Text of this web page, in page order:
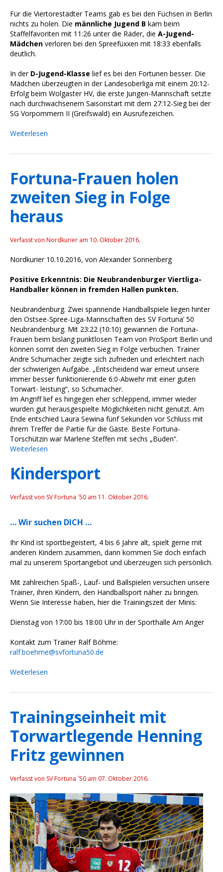
Für die Viertorestädter Teams gab es bei den Füchsen in Berlin
nichts zu holen. Die männliche Jugend B kam beim
Staffelfavoriten mit 11:26 unter die Räder, die A-Jugend-
Mädchen verloren bei den Spreefüxxen mit 18:33 ebenfalls
deutlich.
In der D-Jugend-Klasse lief es bei den Fortunen besser. Die
Mädchen überzeugten in der Landesoberliga mit einem 20:12-
Erfolg beim Wolgaster HV, die erste Jungen-Mannschaft setzte
nach durchwachsenem Saisonstart mit dem 27:12-Sieg bei der
SG Vorpommern II (Greifswald) ein Ausrufezeichen.
Weiterlesen
Fortuna-Frauen holen
zweiten Sieg in Folge
heraus
Verfasst von Nordkurier am 10. Oktober 2016.
Nordkurier 10.10.2016, von Alexander Sonnenberg
Positive Erkenntnis: Die Neubrandenburger Viertliga-
Handballer können in fremden Hallen punkten.
Neubrandenburg. Zwei spannende Handballspiele liegen hinter
den Ostsee-Spree-Liga-Mannschaften des SV Fortuna’ 50
Neubrandenburg. Mit 23:22 (10:10) gewannen die Fortuna-
Frauen beim bislang punktlosen Team von ProSport Berlin und
können somit den zweiten Sieg in Folge verbuchen. Trainer
Andre Schumacher zeigte sich zufrieden und erleichtert nach
der schwierigen Aufgabe. „Entscheidend war erneut unsere
immer besser funktionierende 6:0-Abwehr mit einer guten
Torwart- leistung“, so Schumacher.
Im Angriff lief es hingegen eher schleppend, immer wieder
wurden gut herausgespielte Möglichkeiten nicht genutzt. Am
Ende entschied Laura Sewina fünf Sekunden vor Schluss mit
ihrem Treffer die Partie für die Gäste. Beste Fortuna-
Torschützin war Marlene Steffen mit sechs „Buden“.
Weiterlesen
Kindersport
Verfasst von SV Fortuna ´50 am 11. Oktober 2016.
… Wir suchen DICH …
Ihr Kind ist sportbegeistert, 4 bis 6 Jahre alt, spielt gerne mit
anderen Kindern zusammen, dann kommen Sie doch einfach
mal zu unserem Sportangebot und überzeugen sich persönlich.
Mit zahlreichen Spaß-, Lauf- und Ballspielen versuchen unsere
Trainer, ihren Kindern, den Handballsport näher zu bringen.
Wenn Sie Interesse haben, hier die Trainingszeit der Minis:
Dienstag von 17:00 bis 18:00 Uhr in der Sporthalle Am Anger
Kontakt zum Trainer Ralf Böhme:
ralf.boehme@svfortuna50.de
Weiterlesen
Trainingseinheit mit
Torwartlegende Henning
Fritz gewinnen
Verfasst von SV Fortuna ´50 am 07. Oktober 2016.